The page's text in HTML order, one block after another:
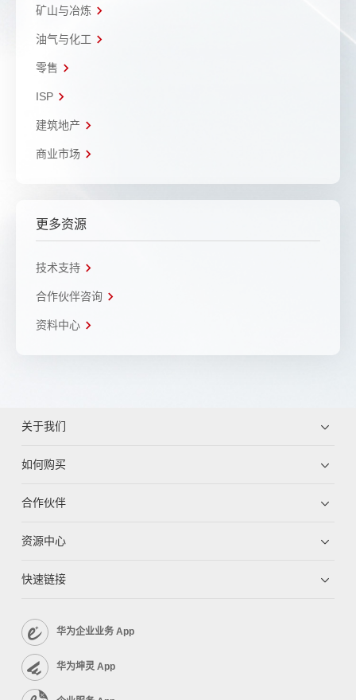
矿山与冶炼
油气与化工
零售
ISP
建筑地产
商业市场
更多资源
技术支持
合作伙伴咨询
资料中心
关于我们
如何购买
合作伙伴
资源中心
快速链接
华为企业业务 App
华为坤灵 App